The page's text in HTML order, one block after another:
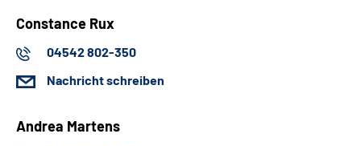
Constance Rux
04542 802-350
Nachricht schreiben
Andrea Martens